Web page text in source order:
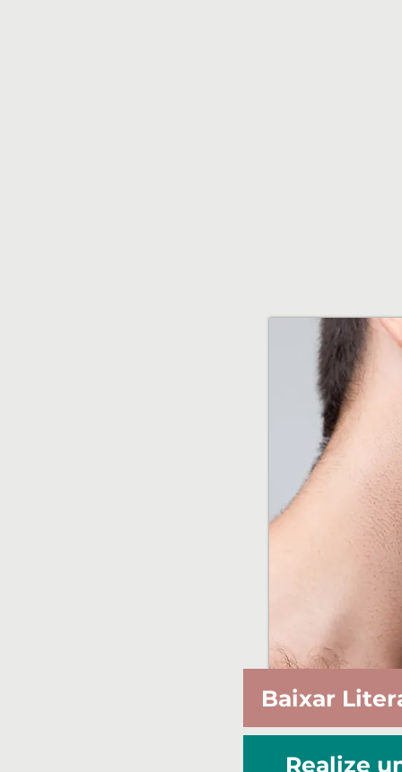
Baixar
Realize